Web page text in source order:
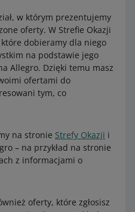
– Samoobrona –Kubotany
–Paintball(253955)
–Pozostałe(253063)
– Ozdoby świąteczne i
(300733)
– Trafika –Pozostałe
– Żywność dla dzieci –
(256973)
w którym prezentujemy
oferty. W Strefie Okazji
dobieramy dla niego
na podstawie jego
Allegro. Dzięki temu masz
ofertami do
tym, co
na stronie Strefy Okazji i
– na przykład na stronie
z informacjami o
oferty, które zgłosisz